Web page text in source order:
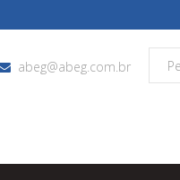
abeg@abeg.com.br